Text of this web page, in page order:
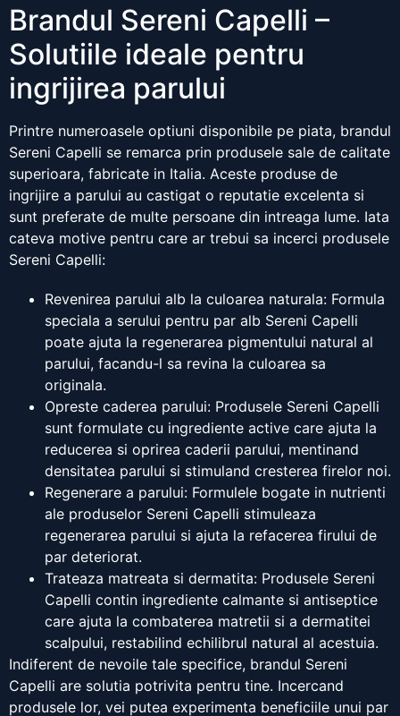
Brandul Sereni Capelli –
Solutiile ideale pentru
ingrijirea parului
Printre numeroasele optiuni disponibile pe piata, brandul
Sereni Capelli se remarca prin produsele sale de calitate
superioara, fabricate in Italia. Aceste produse de
ingrijire a parului au castigat o reputatie excelenta si
sunt preferate de multe persoane din intreaga lume. Iata
cateva motive pentru care ar trebui sa incerci produsele
Sereni Capelli:
Revenirea parului alb la culoarea naturala: Formula
speciala a serului pentru par alb Sereni Capelli
poate ajuta la regenerarea pigmentului natural al
parului, facandu-l sa revina la culoarea sa
originala.
Opreste caderea parului: Produsele Sereni Capelli
sunt formulate cu ingrediente active care ajuta la
reducerea si oprirea caderii parului, mentinand
densitatea parului si stimuland cresterea firelor noi.
Regenerare a parului: Formulele bogate in nutrienti
ale produselor Sereni Capelli stimuleaza
regenerarea parului si ajuta la refacerea firului de
par deteriorat.
Trateaza matreata si dermatita: Produsele Sereni
Capelli contin ingrediente calmante si antiseptice
care ajuta la combaterea matretii si a dermatitei
scalpului, restabilind echilibrul natural al acestuia.
Indiferent de nevoile tale specifice, brandul Sereni
Capelli are solutia potrivita pentru tine. Incercand
produsele lor, vei putea experimenta beneficiile unui par